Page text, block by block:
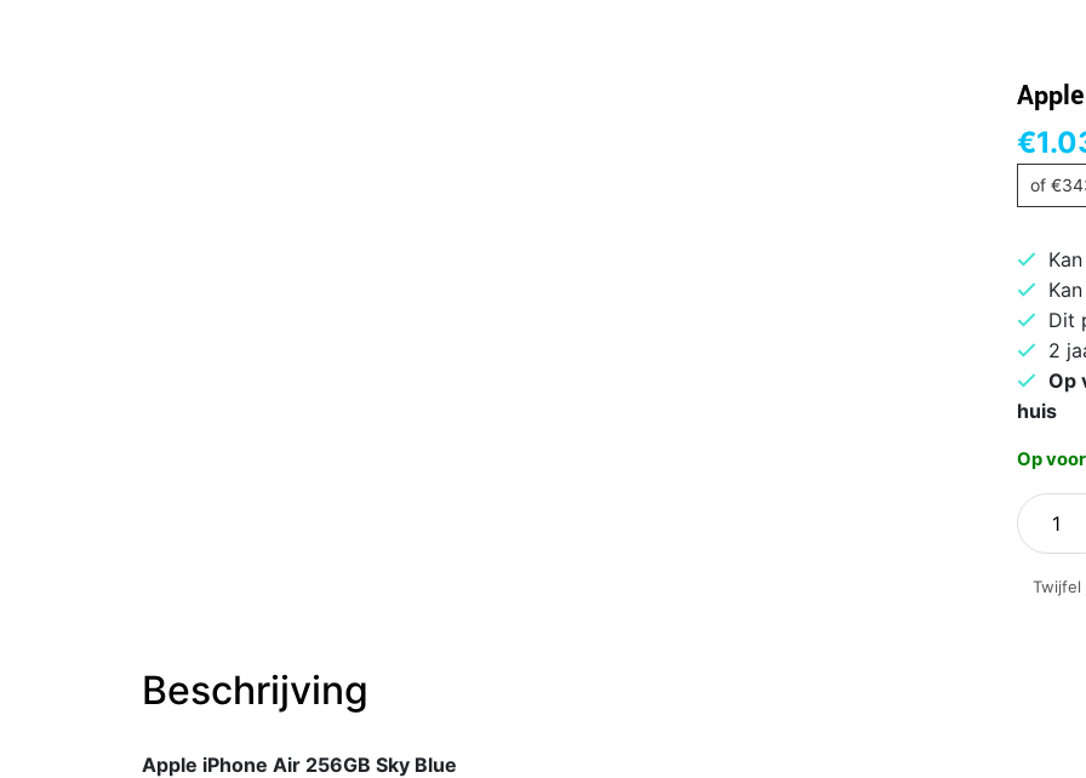
€
of €
Dit
2
Op
huis
Op
Apple
iPhone
256GB
Twijfel
Beschrijving
Apple iPhone Air 256GB Sky Blue